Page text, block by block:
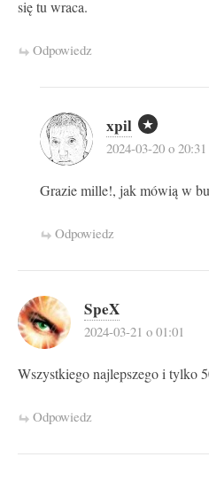
się tu wraca.
Odpowiedz
xpil
2024-03-20 o 20:31
Grazie mille!, jak mówią w
Odpowiedz
SpeX
2024-03-21 o 01:01
Wszystkiego najlepszego i tylko
Odpowiedz